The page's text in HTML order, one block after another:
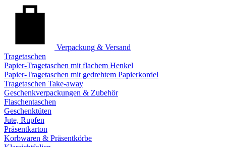
Verpackung & Versand
Tragetaschen
Papier-Tragetaschen mit flachem Henkel
Papier-Tragetaschen mit gedrehtem Papierkordel
Tragetaschen Take-away
Geschenkverpackungen & Zubehör
Flaschentaschen
Geschenktüten
Jute, Rupfen
Präsentkarton
Korbwaren & Präsentkörbe